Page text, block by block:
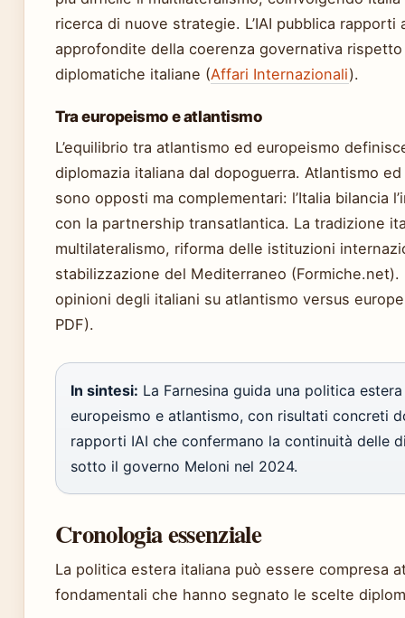
ricerca di nuove strategie. L’IAI pubblica rapporti
approfondite della coerenza governativa
diplomatiche italiane (Affari Internazionali).
Tra europeismo e atlantismo
L’equilibrio tra atlantismo ed europeismo
diplomazia italiana dal dopoguerra. Atlantismo
sono opposti ma complementari: l’Italia bilancia
con la partnership transatlantica. La tradizione
multilateralismo, riforma delle istituzioni
stabilizzazione del Mediterraneo (Formiche.net).
opinioni degli italiani su atlantismo versus
PDF).
In sintesi: La Farnesina guida una politica
europeismo e atlantismo, con risultati concreti
rapporti IAI che confermano la continuità delle
sotto il governo Meloni nel 2024.
Cronologia essenziale
La politica estera italiana può essere compresa
fondamentali che hanno segnato le scelte